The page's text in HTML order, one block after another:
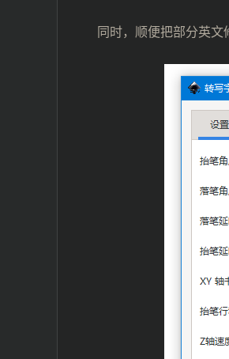
同时，顺便把部分英文